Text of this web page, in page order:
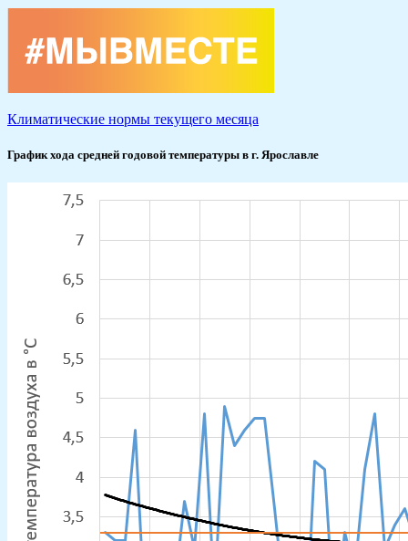
Климатические нормы текущего месяца
График хода средней годовой температуры в г. Ярославле